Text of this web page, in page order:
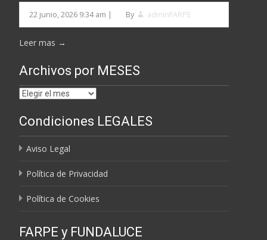
22 junio, 2026 9:34 am | By adminFARPE
Leer mas →
Archivos por MESES
Archivos
MESES
Condiciones LEGALES
Aviso Legal
Política de Privacidad
Política de Cookies
FARPE y FUNDALUCE